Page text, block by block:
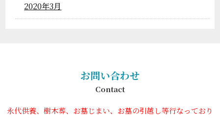
2020年3月
お問い合わせ
Contact
永代供養、樹木葬、お墓じまい、お墓の引越し等行なっており